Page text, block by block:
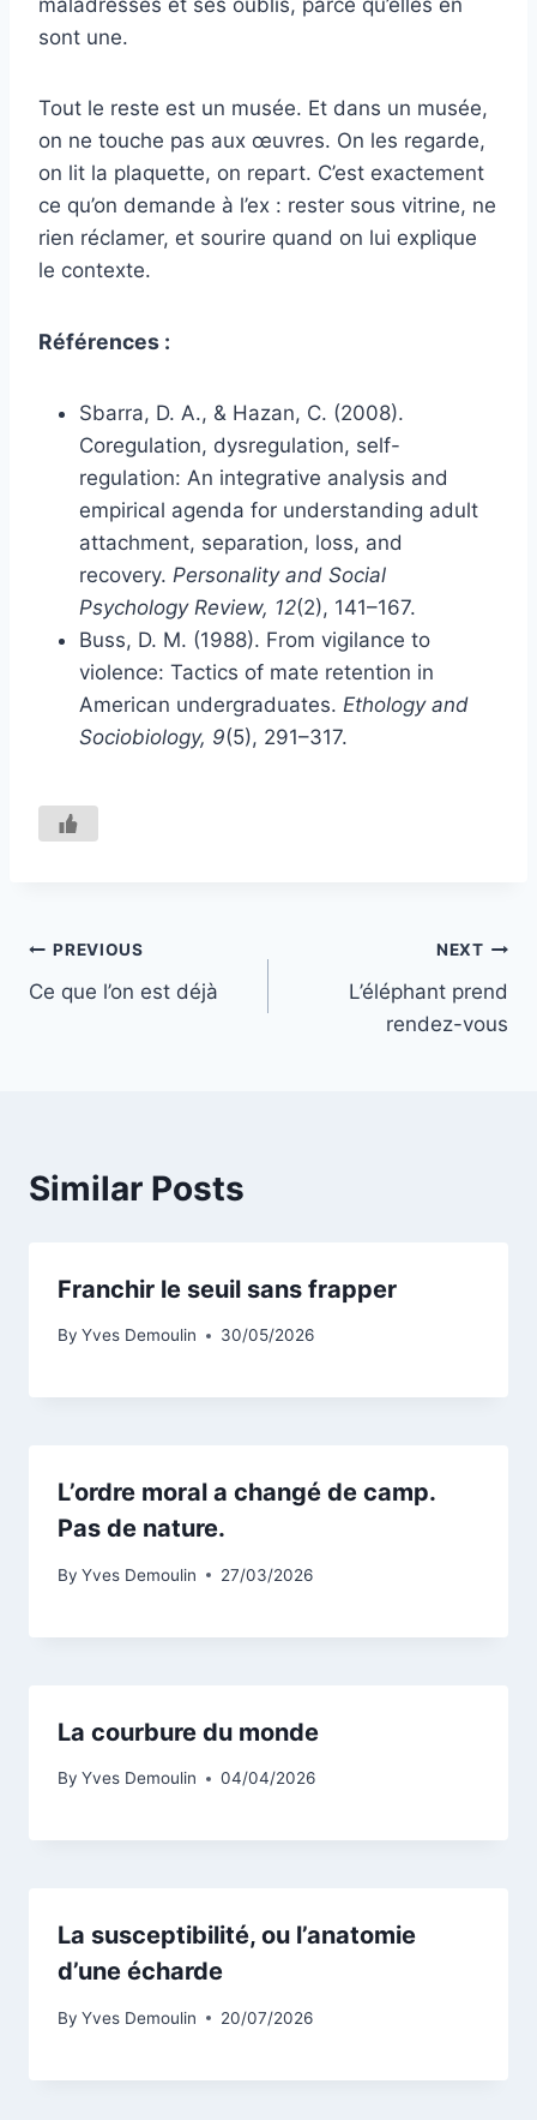
sont une.
Tout le reste est un musée. Et dans un musée,
on ne touche pas aux œuvres. On les regarde,
on lit la plaquette, on repart. C’est exactement
ce qu’on demande à l’ex : rester sous vitrine, ne
rien réclamer, et sourire quand on lui explique
le contexte.
Références :
Sbarra, D. A., & Hazan, C. (2008).
Coregulation, dysregulation, self-
regulation: An integrative analysis and
empirical agenda for understanding adult
attachment, separation, loss, and
recovery. Personality and Social
Psychology Review, 12(2), 141–167.
Buss, D. M. (1988). From vigilance to
violence: Tactics of mate retention in
American undergraduates. Ethology and
Sociobiology, 9(5), 291–317.
Navigation
de
PREVIOUS
Ce que l’on est déjà
NEXT
L’éléphant prend
rendez-vous
Similar Posts
Franchir le seuil sans frapper
By Yves Demoulin 30/05/2026
L’ordre moral a changé de camp.
Pas de nature.
By Yves Demoulin 27/03/2026
La courbure du monde
By Yves Demoulin 04/04/2026
La susceptibilité, ou l’anatomie
d’une écharde
By Yves Demoulin 20/07/2026